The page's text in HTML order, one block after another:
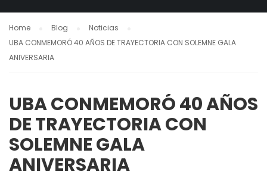
Home Blog
Noticias
UBA CONMEMORÓ 40 AÑOS DE TRAYECTORIA CON SOLEMNE GALA
ANIVERSARIA
UBA CONMEMORÓ 40 AÑOS
DE TRAYECTORIA CON
SOLEMNE GALA
ANIVERSARIA